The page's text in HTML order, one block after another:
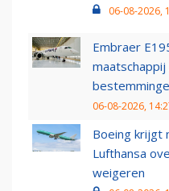
06-08-2026,
Embraer
06-08-2026,
Boeing krijgt
Lufthansa
weigeren